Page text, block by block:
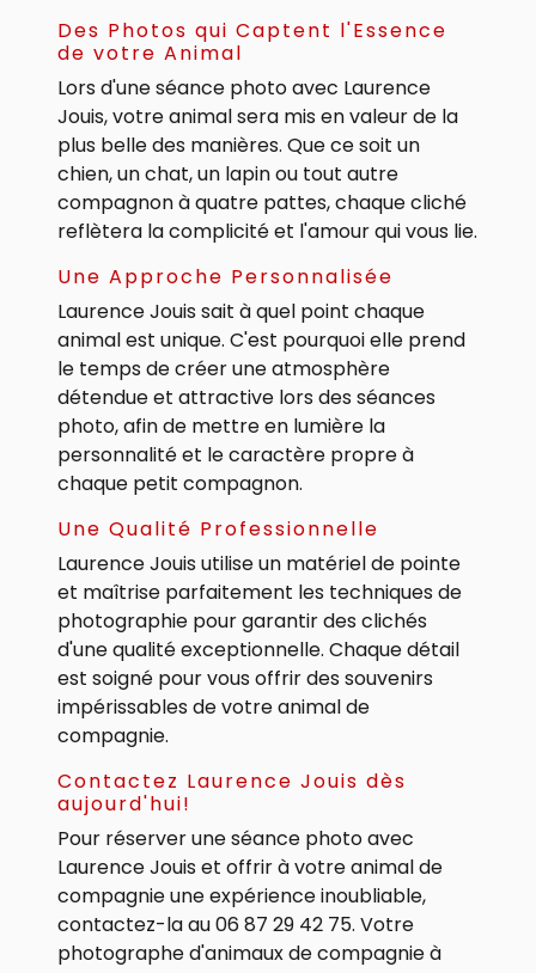
Des Photos qui Captent l'Essence
de votre Animal
Lors d'une séance photo avec Laurence
Jouis, votre animal sera mis en valeur de la
plus belle des manières. Que ce soit un
chien, un chat, un lapin ou tout autre
compagnon à quatre pattes, chaque cliché
reflètera la complicité et l'amour qui vous lie.
Une Approche Personnalisée
Laurence Jouis sait à quel point chaque
animal est unique. C'est pourquoi elle prend
le temps de créer une atmosphère
détendue et attractive lors des séances
photo, afin de mettre en lumière la
personnalité et le caractère propre à
chaque petit compagnon.
Une Qualité Professionnelle
Laurence Jouis utilise un matériel de pointe
et maîtrise parfaitement les techniques de
photographie pour garantir des clichés
d'une qualité exceptionnelle. Chaque détail
est soigné pour vous offrir des souvenirs
impérissables de votre animal de
compagnie.
Contactez Laurence Jouis dès
aujourd'hui!
Pour réserver une séance photo avec
Laurence Jouis et offrir à votre animal de
compagnie une expérience inoubliable,
contactez-la au 06 87 29 42 75. Votre
photographe d'animaux de compagnie à